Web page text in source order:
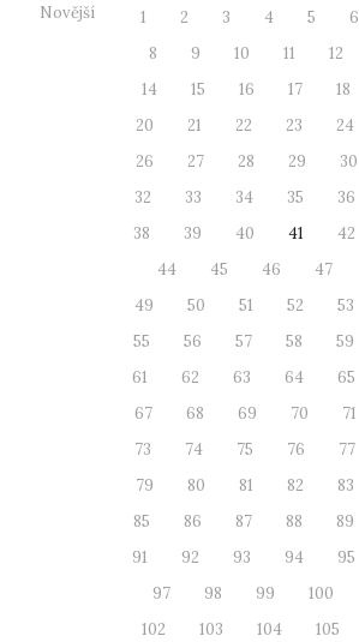
Novější 1 2 3 4 5 6
8
9 10 11 12
14
15 16 17 18
20
21 22 23 24
26
27 28 29 30
32
33 34 35 36
38
39 40 41 42
44
45 46 47
49
50 51 52 53
55
56 57 58 59
61
62 63 64 65
67
68 69 70 71
73
74 75 76 77
79
80 81 82 83
85
86 87 88 89
91
92 93 94 95
97
98 99 100
102
103 104 105